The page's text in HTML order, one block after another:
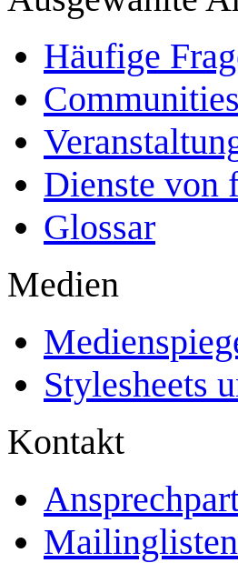
Häufige
Communities
Dienste von
Glossar
Medien
Stylesheets
Kontakt
Mailinglisten